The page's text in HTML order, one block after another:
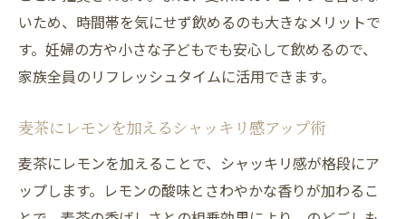
いため、時間帯を気にせず飲めるのも大きなメリットで
す。妊婦の方や小さな子どもでも安心して飲めるので、
家族全員のリフレッシュタイムに活用できます。
麦茶にレモンを加えるシャッキリ感アップ術
麦茶にレモンを加えることで、シャッキリ感が格段にア
ップします。レモンの酸味とさわやかな香りが加わるこ